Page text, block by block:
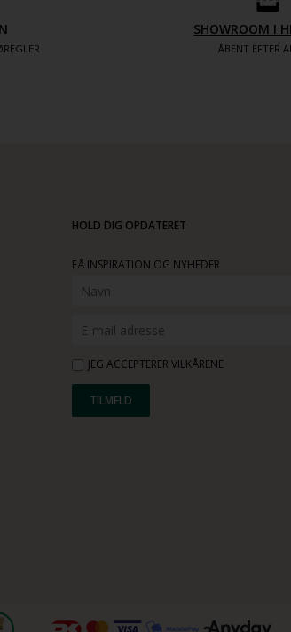
SHOWROOM I
ÅBENT EFTER
HOLD DIG OPDATERET
FÅ INSPIRATION OG NYHEDER
JEG ACCEPTERER VILKÅRENE